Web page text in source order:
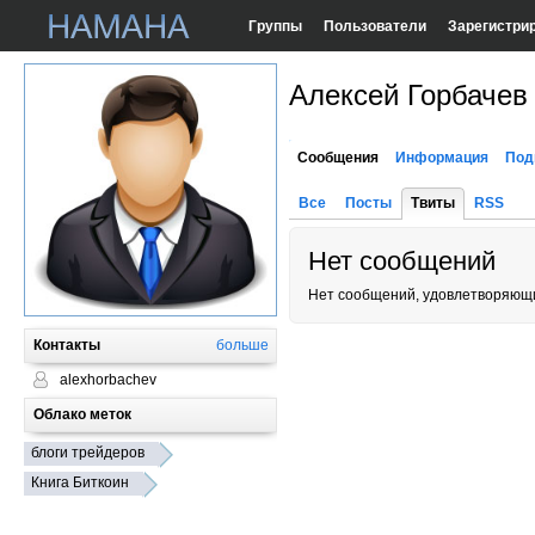
Группы Пользователи
Контакты больше
alexhorbachev
Облако меток
блоги трейдеров
Книга Биткоин
Алексей Горбачев
Сообщения Информация
Все Посты Твиты RSS
Нет сообщений
Нет сообщений,